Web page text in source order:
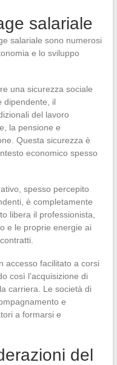
salariale
salariale sono numerosi
e lo sviluppo
una sicurezza sociale
dipendente, il
del lavoro
la pensione e
Questa sicurezza è
economico spesso
spesso percepito
è completamente
libera il professionista,
e le proprie energie ai
accesso facilitato a corsi
così l’acquisizione di
carriera. Le società di
e
a formarsi e
del